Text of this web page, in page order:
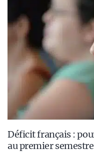
Déficit français :
au premier